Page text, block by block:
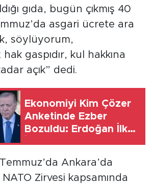
gıda, bugün çıkmış 40
asgari ücrete ara
söylüyorum,
gaspıdır, kul hakkına
açık” dedi.
Ekonomiyi Kim Çözer
Anketinde Ezber
Bozuldu: Erdoğan İlk
Ankara’da
Zirvesi kapsamında